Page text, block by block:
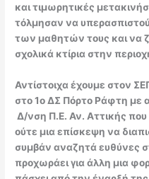
και τιμωρητικές
τόλμησαν να
των μαθητών τους και να
σχολικά κτίρια στην
Αντίστοιχα έχουμε στον
στο 1ο ΔΣ Πόρτο Ράφτη με
Δ/νση Π.Ε. Αν. Αττικής
ούτε μια επίσκεψη να
συμβάν αναζητά ευθύνες
προχωράει για άλλη μια